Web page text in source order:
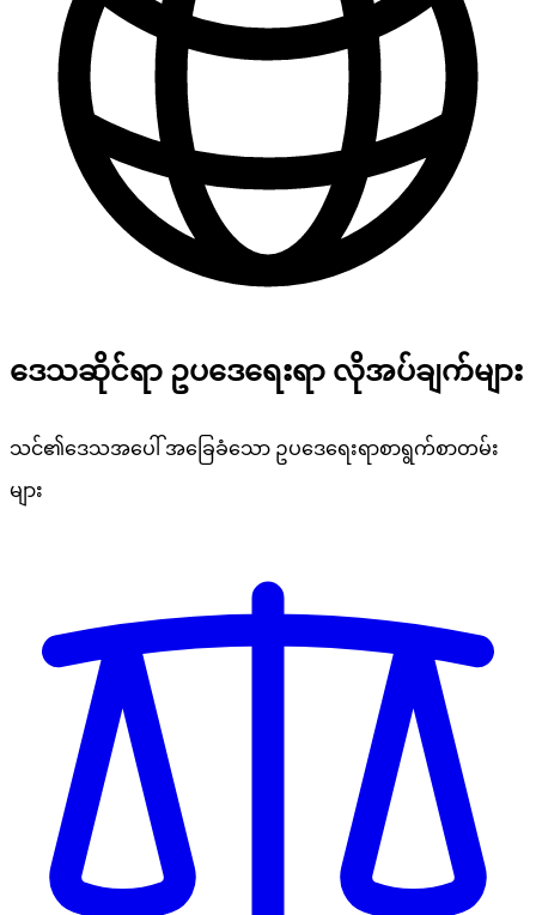
ဒေသဆိုင်ရာ ဥပဒေရေးရာ လိုအပ်ချက်များ
သင်၏ဒေသအပေါ် အခြေခံသော ဥပဒေရေးရာစာရွက်စာတမ်း
များ